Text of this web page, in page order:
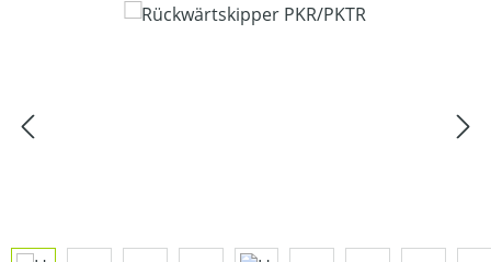
Bildergalerie überspringen